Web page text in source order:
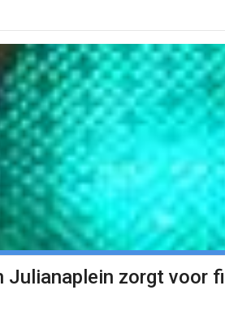
Julianaplein zorgt voor